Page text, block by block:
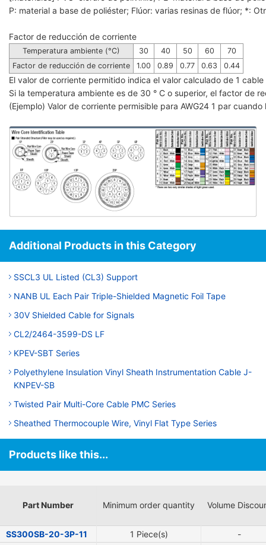
P: material a base de poliéster; Flúor: varias resinas de flúor; *:
Factor de reducción de corriente
Temperatura ambiente (°C) 30 40 50 60
70
Factor de reducción de corriente
1.00 0.89 0.77 0.63 0.44
El valor de corriente permitido indica el valor calculado de 1
Si la temperatura ambiente es de 30 ° C o superior, el factor de
(Ejemplo) Valor de corriente permisible para AWG24 1 par
Additional Products in this Category
SSCL3 UL Listed (CL3) Support
NANB UL Each Pair Triple-Shielded Magnetic Foil Tape
30V Shielded Cable for Signals
CL2/2464-3599-DS LF
KPEV-SBT Series
Polyethylene Insulation Vinyl Sheath Instrumentation Cable J-
KNPEV-SB
Twisted Pair Multi-Core Cable PMC Series
Sheathed Thermocouple Wire, Vinyl Flat Type Series
Products like this...
Part Number Minimum order quantity Volume
SS300SB-20-3P-11 1 Piece(s)
-